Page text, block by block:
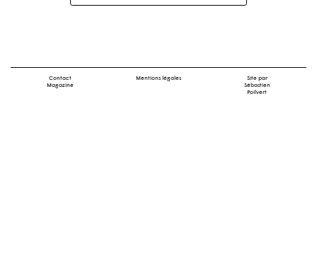
Contact
Magazine
Mentions légales
Site par
Sébastien
Poilvert